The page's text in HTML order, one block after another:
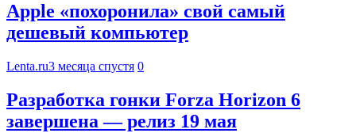
Apple «похоронила» свой самый
дешевый компьютер
Lenta.ru3 месяца спустя 0
Разработка гонки Forza Horizon 6
завершена — релиз 19 мая